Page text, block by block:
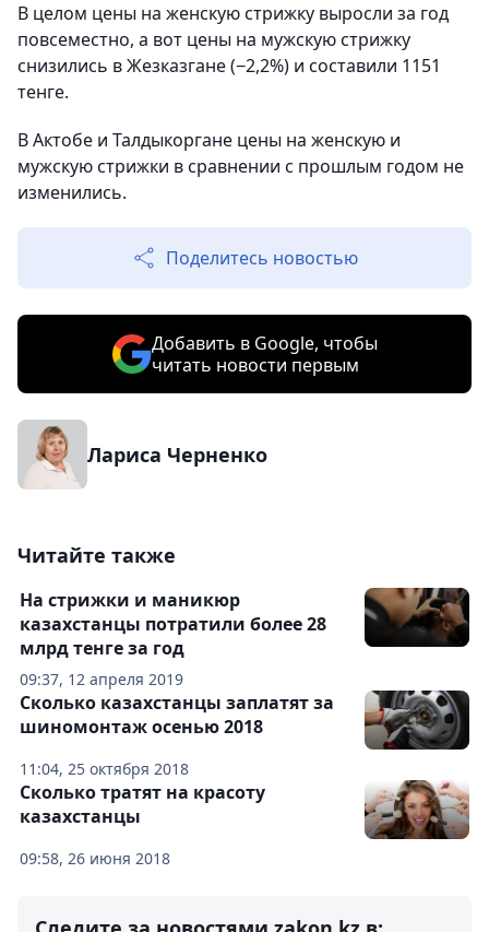
В целом цены на женскую стрижку выросли за год
повсеместно, а вот цены на мужскую стрижку
снизились в Жезказгане (−2,2%) и составили 1151
тенге.
В Актобе и Талдыкоргане цены на женскую и
мужскую стрижки в сравнении с прошлым годом не
изменились.
Поделитесь новостью
Добавить в Google, чтобы
читать новости первым
Лариса Черненко
Читайте также
09:37, 12 апреля 2019
На стрижки и маникюр
казахстанцы потратили более 28
млрд тенге за год
11:04, 25 октября 2018
Сколько казахстанцы заплатят за
шиномонтаж осенью 2018
09:58, 26 июня 2018
Сколько тратят на красоту
казахстанцы